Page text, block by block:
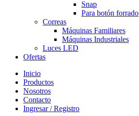
Snap
Para botón forrado
Correas
Máquinas Familiares
Máquinas Industriales
Luces LED
Ofertas
Inicio
Productos
Nosotros
Contacto
Ingresar / Registro